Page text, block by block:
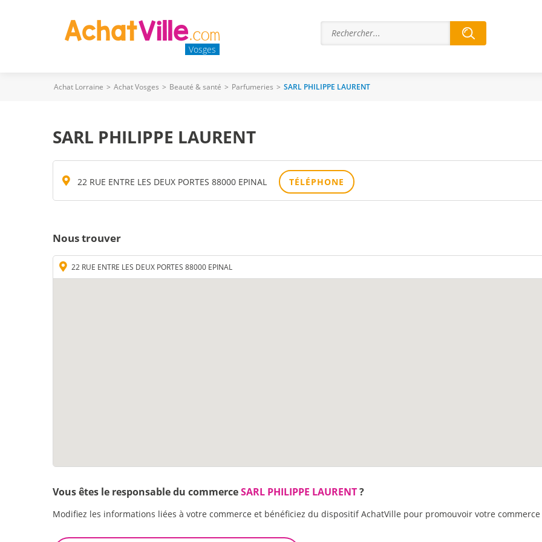
Vosges
Achat Lorraine > Achat Vosges > Beauté & santé > Parfumeries > SARL PHILIPPE LAURENT
SARL PHILIPPE LAURENT
22 RUE ENTRE LES DEUX PORTES 88000 EPINAL TÉLÉPHONE
Nous trouver
22 RUE ENTRE LES DEUX PORTES 88000 EPINAL
Vous êtes le responsable du commerceSARL PHILIPPE LAURENT?
Modifiez les informations liées à votre commerce et bénéficiez du dispositif AchatVille pour promouvoir votre